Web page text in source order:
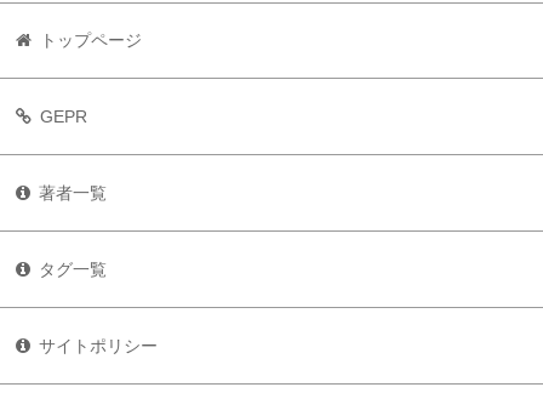
トップページ
GEPR
著者一覧
タグ一覧
サイトポリシー